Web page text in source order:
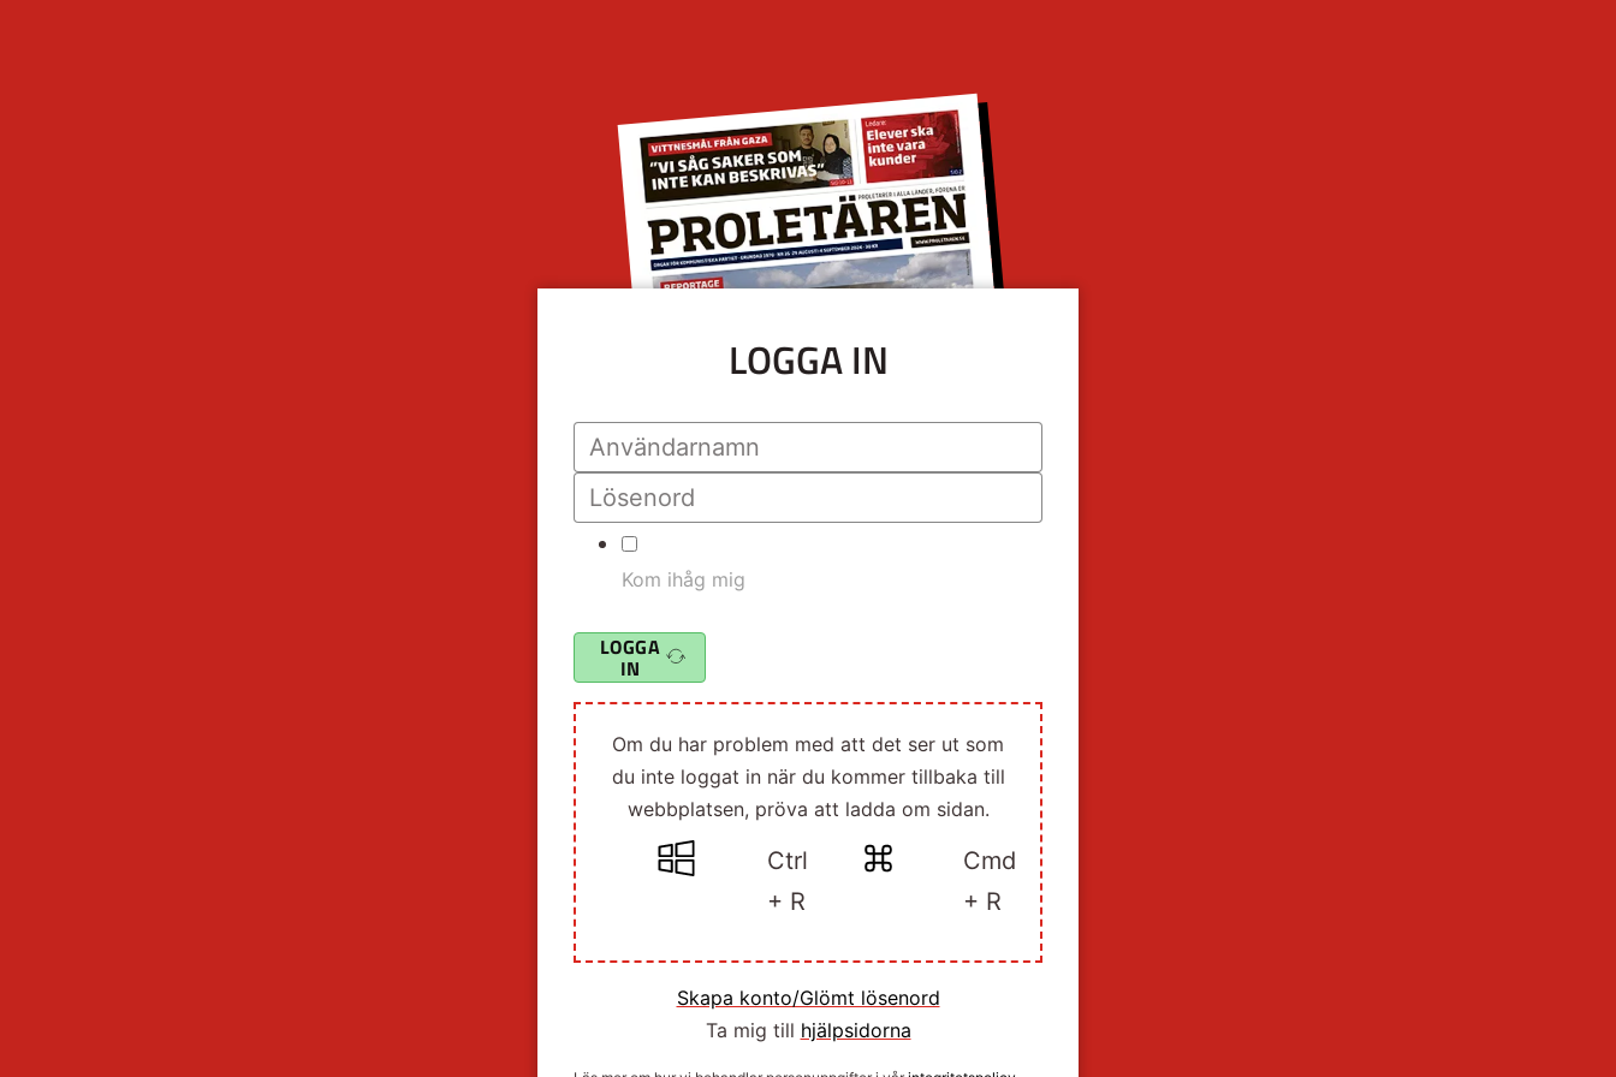
LOGGA IN
Kom ihåg mig
LOGGA
IN
Om du har problem med att det ser ut som
du inte loggat in när du kommer tillbaka till
webbplatsen, pröva att ladda om sidan.
Ctrl
+ R
Cmd
+ R
Skapa konto/Glömt lösenord
Ta mig till hjälpsidorna